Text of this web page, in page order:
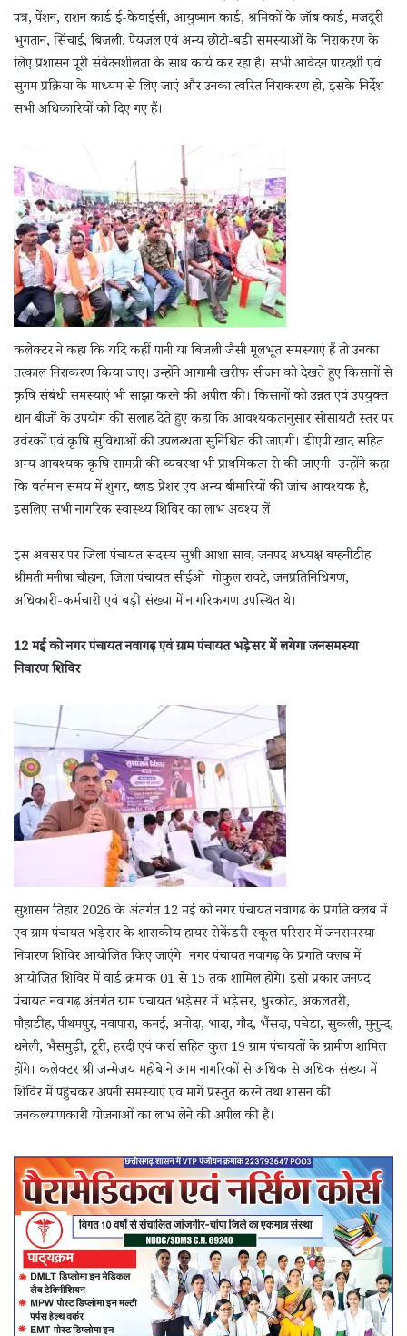
पत्र, पेंशन, राशन कार्ड ई-केवाईसी, आयुष्मान कार्ड, श्रमिकों के जॉब कार्ड, मजदूरी
भुगतान, सिंचाई, बिजली, पेयजल एवं अन्य छोटी-बड़ी समस्याओं के निराकरण के
लिए प्रशासन पूरी संवेदनशीलता के साथ कार्य कर रहा है। सभी आवेदन पारदर्शी एवं
सुगम प्रक्रिया के माध्यम से लिए जाएं और उनका त्वरित निराकरण हो, इसके निर्देश
सभी अधिकारियों को दिए गए हैं।
कलेक्टर ने कहा कि यदि कहीं पानी या बिजली जैसी मूलभूत समस्याएं हैं तो उनका
तत्काल निराकरण किया जाए। उन्होंने आगामी खरीफ सीजन को देखते हुए किसानों से
कृषि संबंधी समस्याएं भी साझा करने की अपील की। किसानों को उन्नत एवं उपयुक्त
धान बीजों के उपयोग की सलाह देते हुए कहा कि आवश्यकतानुसार सोसायटी स्तर पर
उर्वरकों एवं कृषि सुविधाओं की उपलब्धता सुनिश्चित की जाएगी। डीएपी खाद सहित
अन्य आवश्यक कृषि सामग्री की व्यवस्था भी प्राथमिकता से की जाएगी। उन्होंने कहा
कि वर्तमान समय में शुगर, ब्लड प्रेशर एवं अन्य बीमारियों की जांच आवश्यक है,
इसलिए सभी नागरिक स्वास्थ्य शिविर का लाभ अवश्य लें।
इस अवसर पर जिला पंचायत सदस्य सुश्री आशा साव, जनपद अध्यक्ष बम्हनीडीह
श्रीमती मनीषा चौहान, जिला पंचायत सीईओ गोकुल रावटे, जनप्रतिनिधिगण,
अधिकारी-कर्मचारी एवं बड़ी संख्या में नागरिकगण उपस्थित थे।
12 मई को नगर पंचायत नवागढ़ एवं ग्राम पंचायत भड़ेसर में लगेगा जनसमस्या
निवारण शिविर
सुशासन तिहार 2026 के अंतर्गत 12 मई को नगर पंचायत नवागढ़ के प्रगति क्लब में
एवं ग्राम पंचायत भड़ेसर के शासकीय हायर सेकेंडरी स्कूल परिसर में जनसमस्या
निवारण शिविर आयोजित किए जाएंगे। नगर पंचायत नवागढ़ के प्रगति क्लब में
आयोजित शिविर में वार्ड क्रमांक 01 से 15 तक शामिल होंगे। इसी प्रकार जनपद
पंचायत नवागढ़ अंतर्गत ग्राम पंचायत भड़ेसर में भड़ेसर, धुरकोट, अकलतरी,
मौहाडीह, पीथमपुर, नवापारा, कनई, अमोदा, भादा, गौद, भैंसदा, पचेडा, सुकली, मुनुन्द,
धनेली, भैंसमुड़ी, टूरी, हरदी एवं कर्रा सहित कुल 19 ग्राम पंचायतों के ग्रामीण शामिल
होंगे। कलेक्टर श्री जन्मेजय महोबे ने आम नागरिकों से अधिक से अधिक संख्या में
शिविर में पहुंचकर अपनी समस्याएं एवं मांगें प्रस्तुत करने तथा शासन की
जनकल्याणकारी योजनाओं का लाभ लेने की अपील की है।